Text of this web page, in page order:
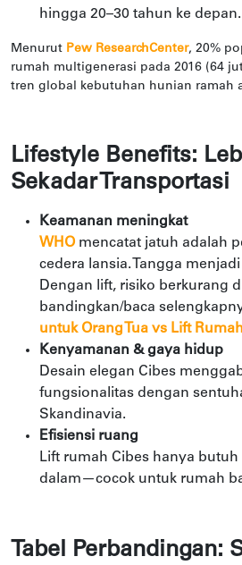
hingga 20–30 tahun ke depan.
Menurut Pew ResearchCenter, 20%
rumah multigenerasi pada 2016 (64
tren global kebutuhan hunian ramah
Lifestyle Benefits:
Sekadar Transportasi
Keamanan meningkat
WHOmencatat jatuh adalah
cedera lansia. Tangga
Dengan lift, risiko berkurang
bandingkan/baca
untuk Orang Tua vs Lift Rumah
Kenyamanan & gaya hidup
Desain elegan Cibes
fungsionalitas dengan
Skandinavia.
Efisiensi ruang
Lift rumah Cibes hanya butuh
dalam—cocok untuk rumah
Tabel Perbandingan: